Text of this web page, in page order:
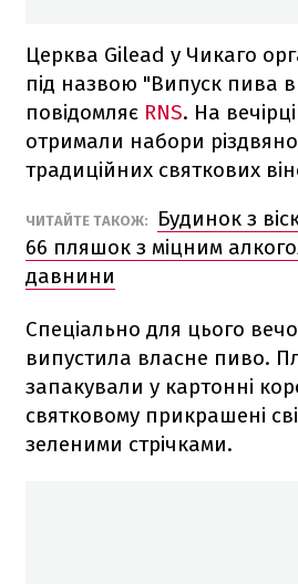
Церква Gilead у Чикаго
під назвою "Випуск пива в
повідомляє RNS. На
отримали набори
традиційних святкових
ЧИТАЙТЕ ТАКОЖ:
Будинок з
66 пляшок з міцним
давнини
Спеціально для цього
випустила власне пиво.
запакували у картонні
святковому прикрашені
зеленими стрічками.